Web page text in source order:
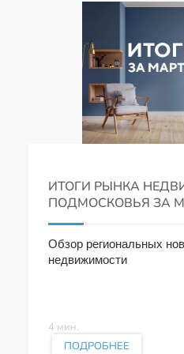
ИТОГИ РЫНКА
ПОДМОСКОВЬЯ ЗА
Обзор региональных
недвижимости
4 мин.
ПОДРОБНЕЕ